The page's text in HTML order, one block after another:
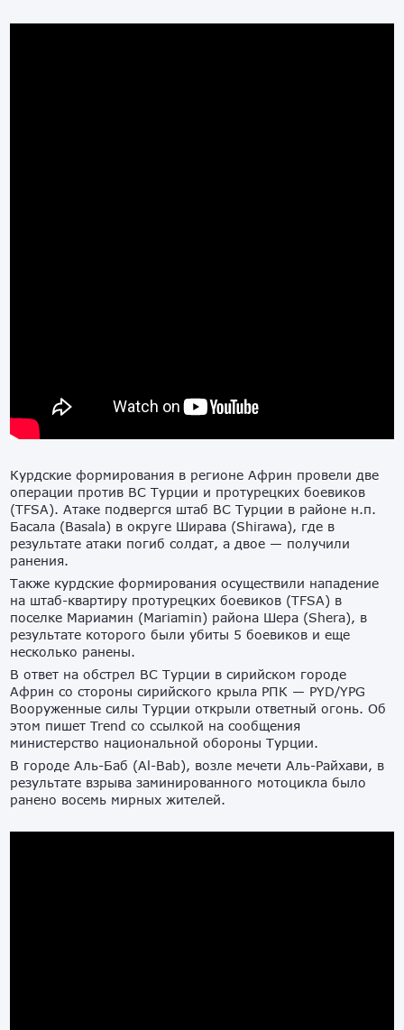
Курдские формирования в регионе Африн провели две
операции против ВС Турции и протурецких боевиков
(TFSA). Атаке подвергся штаб ВС Турции в районе н.п.
Басала (Basala) в округе Ширава (Shirawa), где в
результате атаки погиб солдат, а двое — получили
ранения.
Также курдские формирования осуществили нападение
на штаб-квартиру протурецких боевиков (TFSA) в
поселке Мариамин (Mariamin) района Шера (Shera), в
результате которого были убиты 5 боевиков и еще
несколько ранены.
В ответ на обстрел ВС Турции в сирийском городе
Африн со стороны сирийского крыла РПК — PYD/YPG
Вооруженные силы Турции открыли ответный огонь. Об
этом пишет Trend со ссылкой на сообщения
министерство национальной обороны Турции.
В городе Аль-Баб (Al-Bab), возле мечети Аль-Райхави, в
результате взрыва заминированного мотоцикла было
ранено восемь мирных жителей.